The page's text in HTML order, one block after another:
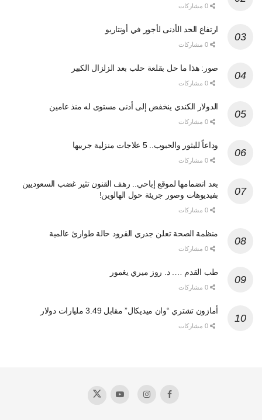
ارتفاع الحد الأدنى لأجور في أونتاريو
صور: هذا ما حل بقلعة حلب بعد الزلزال الكبير
الدولار الكندي ينخفض إلى أدنى مستوى له منذ عامين
وداعاً للبثور والحبوب.. 5 علاجات منزلية جربيها
بعد انضمامها لموقع إباحي.. رهف القنون تثير غضب السعوديين
بفيديوهات وصور جريئة حول الهالوين!
منظمة الصحة تعلن جدري القرود حالة طوارئ عالمية
طب القدم …. د. روز ميري يغمور
أمازون تشتري “وان ميديكال” مقابل 3.49 مليارات دولار